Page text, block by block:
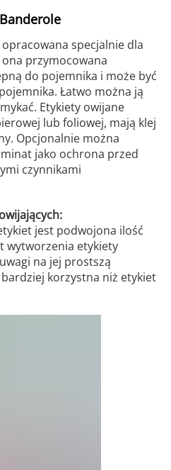
specjalnie dla
ona przymocowana
do pojemnika i może być
Łatwo można ją
Etykiety owijane
lub foliowej, mają klej
Opcjonalnie można
jako ochrona przed
czynnikami
jest podwojona ilość
wytworzenia etykiety
na jej prostszą
korzystna niż etykiet